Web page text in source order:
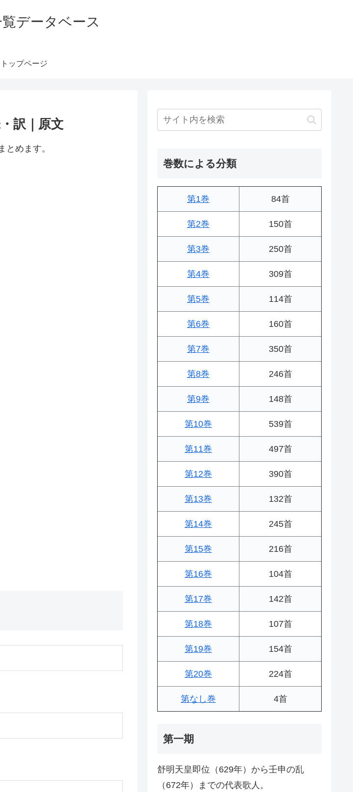
データベース
トップページ
訳｜原文
めます。
巻数による分類
第1巻 84首
第2巻 150首
第3巻 250首
第4巻 309首
第5巻 114首
第6巻 160首
第7巻 350首
第8巻 246首
第9巻 148首
第10巻 539首
第11巻 497首
第12巻 390首
第13巻 132首
第14巻 245首
第15巻 216首
第16巻 104首
第17巻 142首
第18巻 107首
第19巻 154首
第20巻 224首
第なし巻 4首
第一期
舒明天皇即位（629年）から壬申の乱
（672年）までの代表歌人。